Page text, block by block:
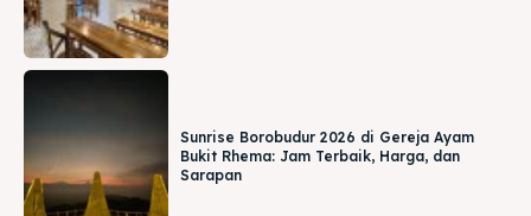
Sunrise Borobudur 2026 di Gereja Ayam
Bukit Rhema: Jam Terbaik, Harga, dan
Sarapan